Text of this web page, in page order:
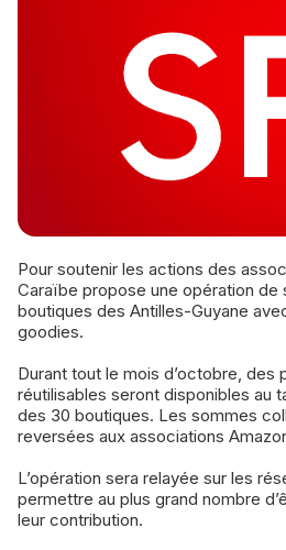
Pour soutenir les actions des associations Amazones, SFR
Caraïbe propose une opération de
boutiques des Antilles-Guyane
goodies.
Durant tout le mois d’octobre, des
réutilisables seront disponibles au
des 30 boutiques. Les sommes
reversées aux associations
L’opération sera relayée sur les
permettre au plus grand nombre
leur contribution.